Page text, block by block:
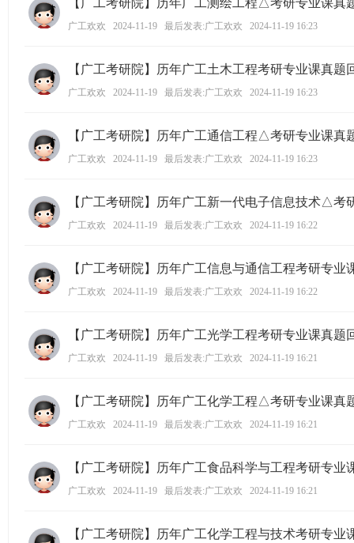
【广工考研院】历年广工测绘工程△考研专业课真
广工欢欢 2024-11-19 最后发表:广工欢欢 2024-11-19 16:23
【广工考研院】历年广工土木工程考研专业课真题
广工欢欢 2024-11-19 最后发表:广工欢欢 2024-11-19 16:23
【广工考研院】历年广工通信工程△考研专业课真
广工欢欢 2024-11-19 最后发表:广工欢欢 2024-11-19 16:23
【广工考研院】历年广工新一代电子信息技术△考
广工欢欢 2024-11-19 最后发表:广工欢欢 2024-11-19 16:22
【广工考研院】历年广工信息与通信工程考研专业
广工欢欢 2024-11-19 最后发表:广工欢欢 2024-11-19 16:22
【广工考研院】历年广工光学工程考研专业课真题
广工欢欢 2024-11-19 最后发表:广工欢欢 2024-11-19 16:21
【广工考研院】历年广工化学工程△考研专业课真
广工欢欢 2024-11-19 最后发表:广工欢欢 2024-11-19 16:21
【广工考研院】历年广工食品科学与工程考研专业
广工欢欢 2024-11-19 最后发表:广工欢欢 2024-11-19 16:21
【广工考研院】历年广工化学工程与技术考研专业